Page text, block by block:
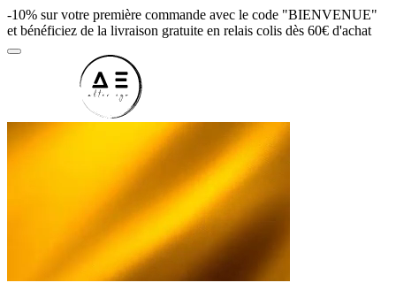
-10% sur votre première commande avec le code "BIENVENUE"
et bénéficiez de la livraison gratuite en relais colis dès 60€ d'achat